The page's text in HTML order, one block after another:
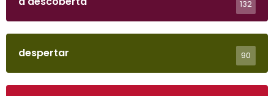
132
despertar 90